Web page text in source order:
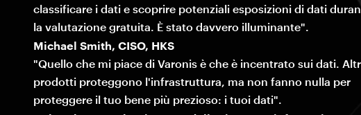
classificare i dati e scoprire potenziali esposizioni di dati
la valutazione gratuita. È stato davvero illuminante".
Michael Smith, CISO, HKS
"Quello che mi piace di Varonis è che è incentrato sui dati.
prodotti proteggono l'infrastruttura, ma non fanno nulla per
proteggere il tuo bene più prezioso: i tuoi dati".